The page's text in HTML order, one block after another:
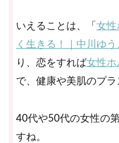
いえることは、「 女性
く生きる！｜中川ゆう
り、恋をすれば女性ホ
で、健康や美肌のプラ
40代や50代の女性の
すね。